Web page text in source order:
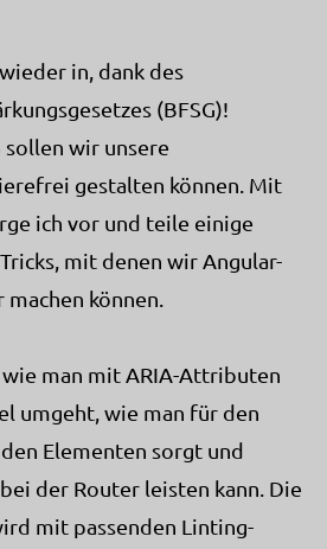
in, dank des
(BFSG)!
sollen wir unsere
gestalten können. Mit
ich vor und teile einige
mit denen wir Angular-
können.
man mit ARIA-Attributen
umgeht, wie man für den
Elementen sorgt und
der Router leisten kann. Die
mit passenden Linting-